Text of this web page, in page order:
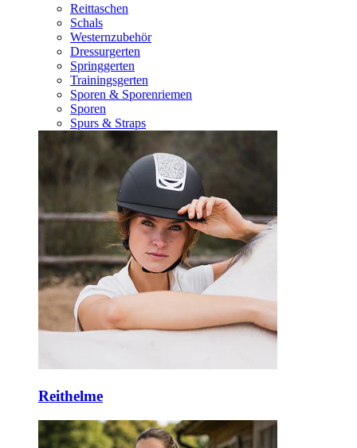
Reittaschen
Schals
Westernzubehör
Dressurgerten
Springgerten
Trainingsgerten
Sporen & Sporenriemen
Sporen
Spurs & Straps
Reithelme